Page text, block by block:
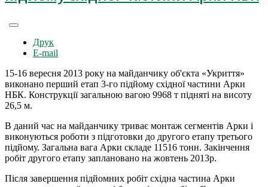
Друк
E-mail
15-16 вересня 2013 року на майданчику об'єкта «Укриття»
виконано перший етап 3-го підйому східної частини Арки
НБК. Конструкції загальною вагою 9968 т підняті на висоту
26,5 м.
В даний час на майданчику триває монтаж сегментів Арки і
виконуються роботи з підготовки до другого етапу третього
підйому. Загальна вага Арки складе 11516 тонн. Закінчення
робіт другого етапу заплановано на жовтень 2013р.
Після завершення підйомних робіт східна частина Арки